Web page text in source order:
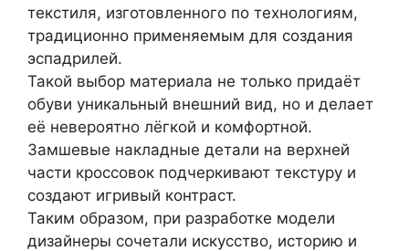
текстиля, изготовленного по технологиям,
традиционно применяемым для создания
эспадрилей.
Такой выбор материала не только придаёт
обуви уникальный внешний вид, но и делает
её невероятно лёгкой и комфортной.
Замшевые накладные детали на верхней
части кроссовок подчеркивают текстуру и
создают игривый контраст.
Таким образом, при разработке модели
дизайнеры сочетали искусство, историю и